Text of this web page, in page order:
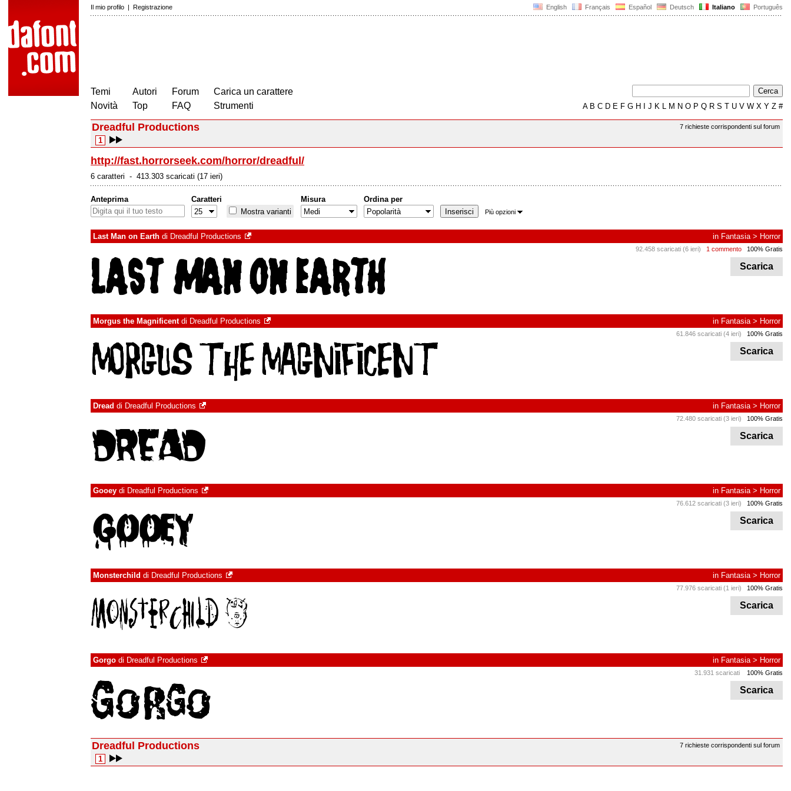
English Français Español Deutsch Italiano Português
Il mio profilo | Registrazione
Temi
Novità
Autori
Top
Forum
FAQ
Carica un carattere
Strumenti
AB C D E F G H J K L M N O P Q R S T U V W X Y Z #
7 richieste corrispondenti sul forum
Dreadful Productions
1
http://fast.horrorseek.com/horror/dreadful/
6 caratteri - 413.303 scaricati (17 ieri)
Anteprima
Caratteri
Mostra varianti
Misura Ordina per
Più opzioni
Last Man on Earth di Dreadful Productions in Fantasia> Horror
92.458 scaricati (6 ieri) 1 commento 100% Gratis
Scarica
Morgus the Magnificentdi Dreadful Productions in Fantasia> Horror
61.846 scaricati (4 ieri) 100% Gratis
Scarica
Dread di Dreadful Productions in Fantasia> Horror
72.480 scaricati (3 ieri) 100% Gratis
Scarica
Gooey di Dreadful Productions in Fantasia> Horror
76.612 scaricati (3 ieri) 100% Gratis
Scarica
Monsterchild di Dreadful Productions in Fantasia> Horror
77.976 scaricati (1 ieri) 100% Gratis
Scarica
Gorgo di Dreadful Productions in Fantasia> Horror
31.931 scaricati 100% Gratis
Scarica
7 richieste corrispondenti sul forum
Dreadful Productions
1